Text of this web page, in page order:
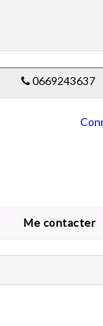
0669243637
Me contacter